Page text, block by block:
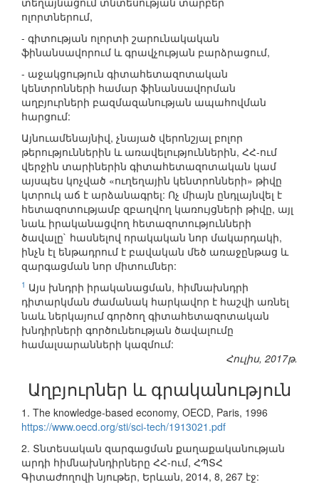
ոլորտներում,
- գիտության ոլորտի շարունակական
ֆինանսավորում և գրավչության բարձրացում,
- աջակցություն գիտահետազոտական
կենտրոնների համար ֆինանսավորման
աղբյուրների բազմազանության ապահովման
հարցում:
Այնուամենայնիվ, չնայած վերոնշյալ բոլոր
թերություններին և առավելություններին, ՀՀ-ում
վերջին տարիներին գիտահետազոտական կամ
այսպես կոչված «ուղեղային կենտրոնների» թիվը
կտրուկ աճ է արձանագրել: Ոչ միայն ընդլայնվել է
հետազոտությամբ զբաղվող կառույցների թիվը, այլ
նաև իրականացվող հետազոտությունների
ծավալը` հասնելով որակական նոր մակարդակի,
ինչն էլ ենթադրում է բավական մեծ առաջընթաց և
զարգացման նոր միտումներ:
1 Այս խնդրի իրականացման, հիմնախնդրի
դիտարկման ժամանակ հարկավոր է հաշվի առնել
նաև ներկայում գործող գիտահետազոտական
խնդիրների գործունեության ծավալումը
համալսարանների կազմում:
Հուլիս, 2017թ.
Աղբյուրներ և գրականություն
1. The knowledge-based economy, OECD, Paris, 1996
https://www.oecd.org/sti/sci-tech/1913021.pdf
2. Տնտեսական զարգացման քաղաքականության
արդի հիմնախնդիրները ՀՀ-ում, ՀՊՏՀ
Գիտաժողովի նյութեր, Երևան, 2014, 8, 267 էջ: